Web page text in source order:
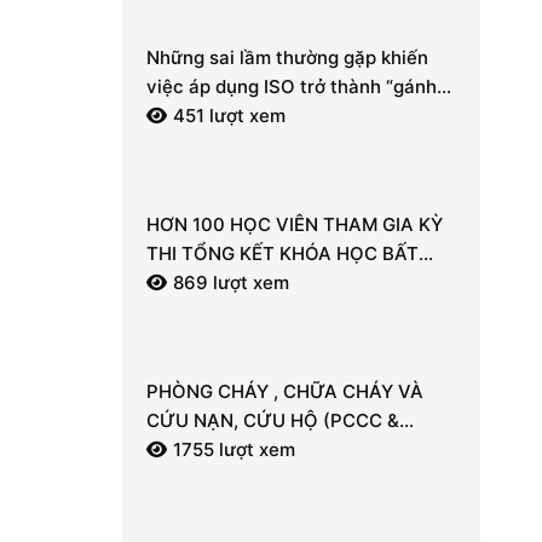
Những sai lầm thường gặp khiến
việc áp dụng ISO trở thành “gánh
nặng” hành chính.
451 lượt xem
HƠN 100 HỌC VIÊN THAM GIA KỲ
THI TỔNG KẾT KHÓA HỌC BẤT
ĐỘNG SẢN TẠI LDT
869 lượt xem
PHÒNG CHÁY , CHỮA CHÁY VÀ
CỨU NẠN, CỨU HỘ (PCCC &
CNCH) – “LÁ CHẮN” AN TOÀN
1755 lượt xem